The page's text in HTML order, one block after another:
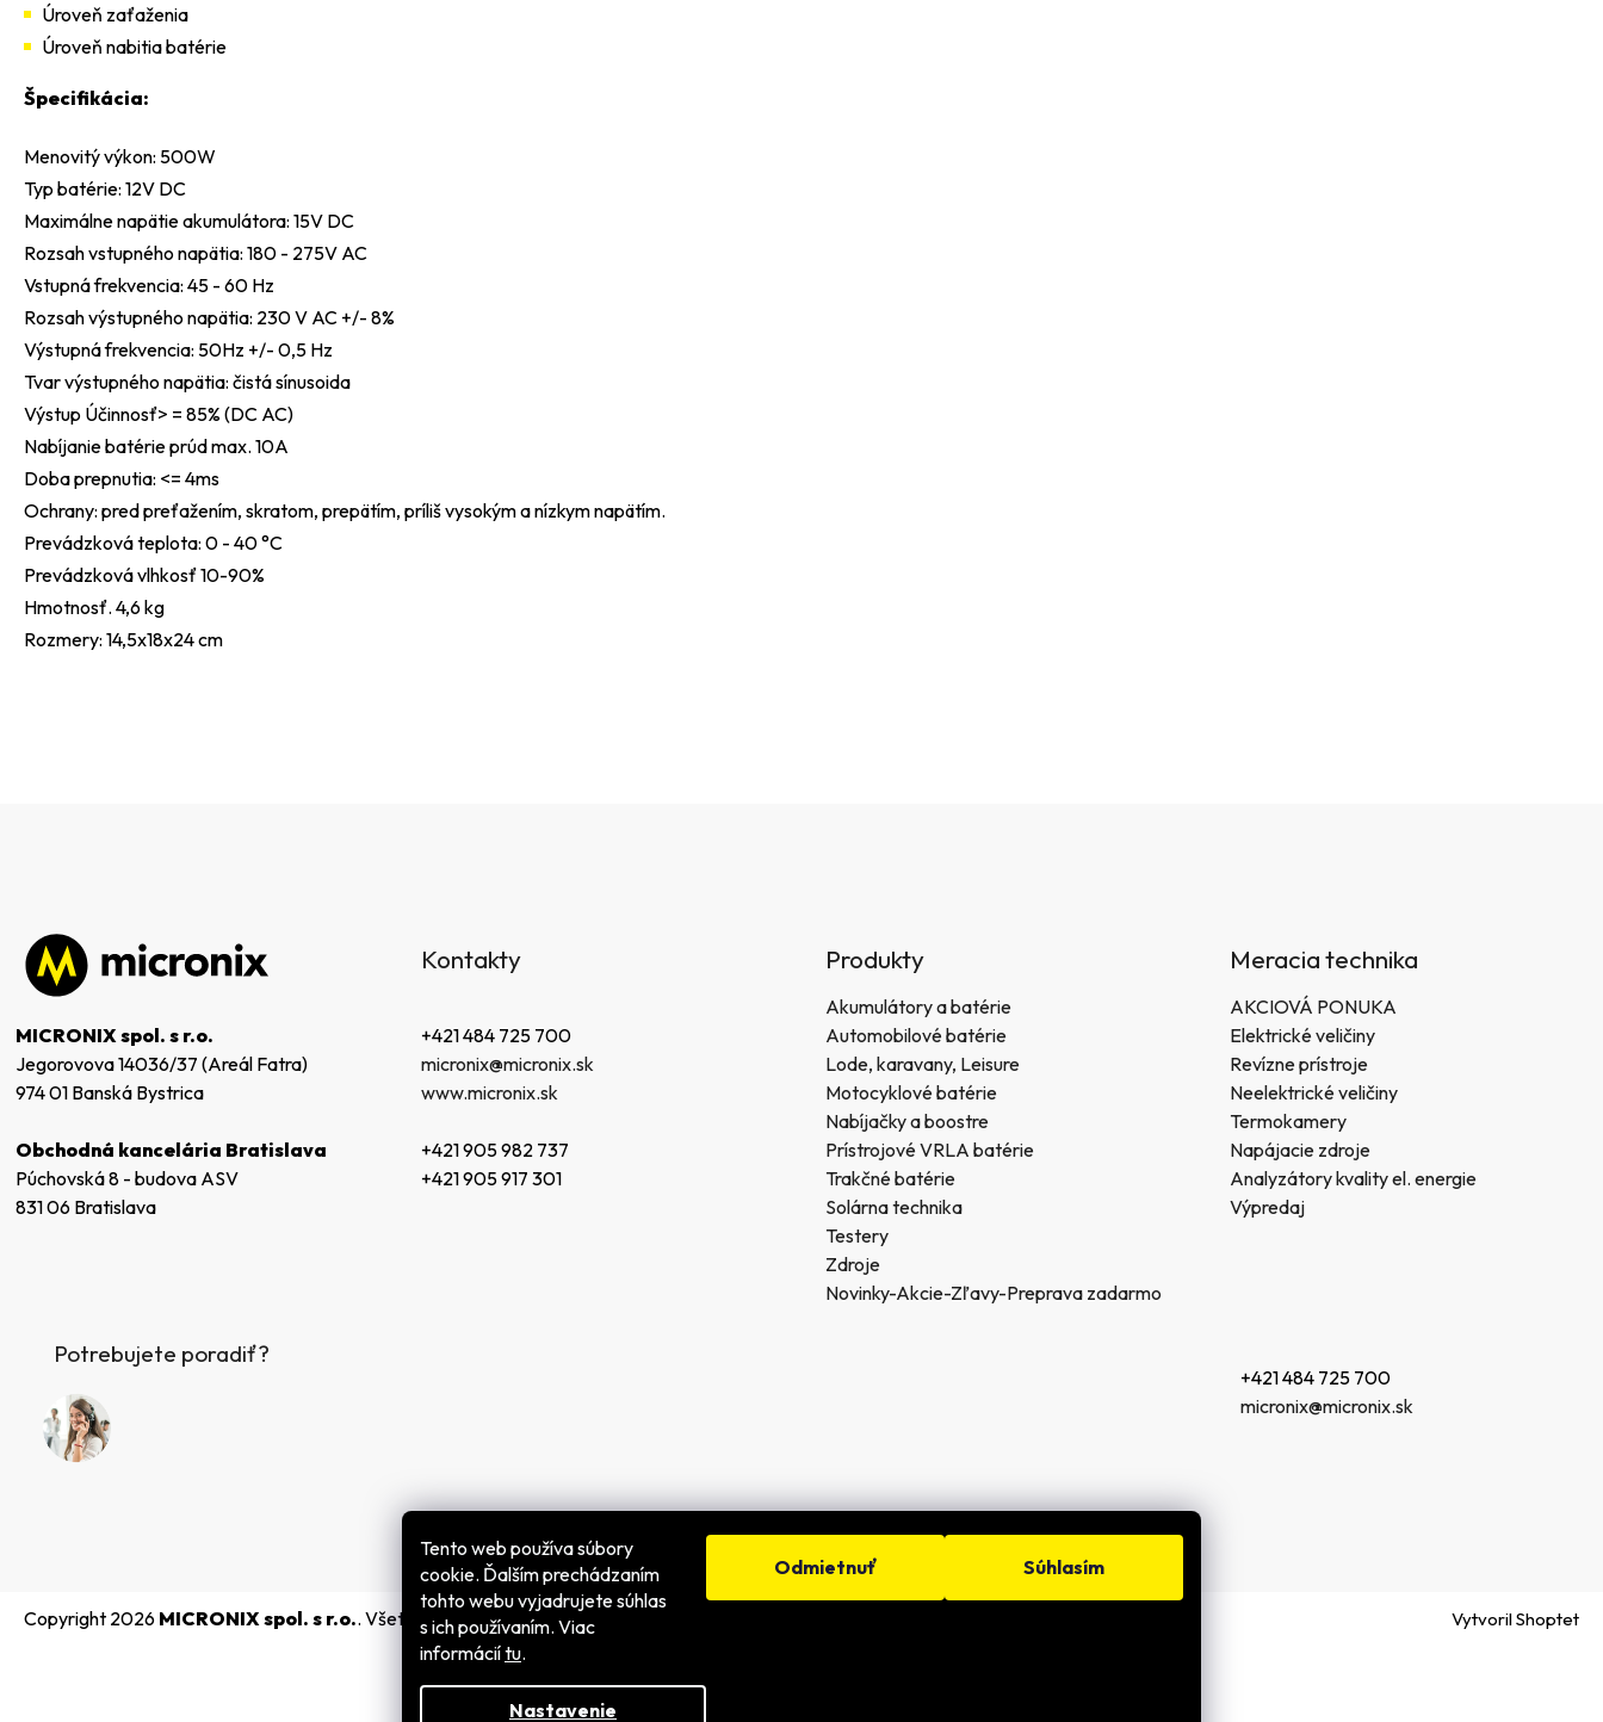
Tento web používa súbory
cookie. Ďalším prechádzaním
tohto webu vyjadrujete súhlas
s ich používaním. Viac
informáciítu.
Nastavenie
Odmietnuť Súhlasím
Úroveň zaťaženia
Úroveň nabitia batérie
Špecifikácia:
Menovitý výkon: 500W
Typ batérie: 12V DC
Maximálne napätie akumulátora: 15V DC
Rozsah vstupného napätia: 180 - 275V AC
Vstupná frekvencia: 45 - 60 Hz
Rozsah výstupného napätia: 230 V AC +/- 8%
Výstupná frekvencia: 50Hz +/- 0,5 Hz
Tvar výstupného napätia: čistá sínusoida
Výstup Účinnosť> = 85% (DC AC)
Nabíjanie batérie prúd max. 10A
Doba prepnutia: <= 4ms
Ochrany: pred preťažením, skratom, prepätím, príliš vysokým a nízkym napätím.
Prevádzková teplota: 0 - 40 °C
Prevádzková vlhkosť 10-90%
Hmotnosť. 4,6 kg
Rozmery: 14,5x18x24 cm
MICRONIX spol. s r.o.
Jegorovova 14036/37 (Areál Fatra)
974 01 Banská Bystrica
Obchodná kancelária Bratislava
Púchovská 8 - budova ASV
831 06 Bratislava
Kontakty
+421 484 725 700
micronix@micronix.sk
www.micronix.sk
+421 905 982 737
+421 905 917 301
Produkty
Akumulátory a batérie
Automobilové batérie
Lode, karavany, Leisure
Motocyklové batérie
Nabíjačky a boostre
Prístrojové VRLA batérie
Trakčné batérie
Solárna technika
Testery
Zdroje
Novinky-Akcie-Zľavy-Preprava zadarmo
Meracia technika
AKCIOVÁ PONUKA
Elektrické veličiny
Revízne prístroje
Neelektrické veličiny
Termokamery
Napájacie zdroje
Analyzátory kvality el. energie
Výpredaj
Potrebujete poradiť?
+421 484 725 700
micronix@micronix.sk
Vytvoril Shoptet
Copyright 2026 MICRONIX spol. s r.o.. Všetky práva vyhradené.